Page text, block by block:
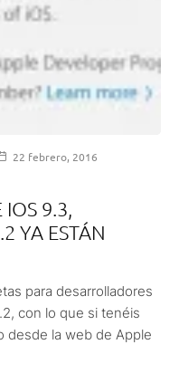
22 febrero, 2016
9.3,
YA ESTÁN
para desarrolladores
con lo que si tenéis
desde la web de Apple